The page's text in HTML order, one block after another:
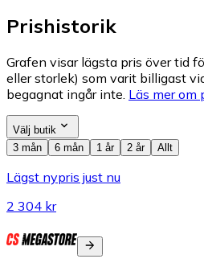
Prishistorik
Grafen visar lägsta pris över tid
eller storlek) som varit billigast
begagnat ingår inte. Läs mer om
Välj butik
3 mån
6 mån 1 år 2 år Allt
Lägst nypris just nu
2 304 kr